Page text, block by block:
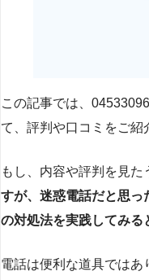
この記事では、
て、評判や口コミをご紹
もし、内容や評判を見た
すが、迷惑電話だと思っ
の対処法を実践してみる
電話は便利な道具ではあ